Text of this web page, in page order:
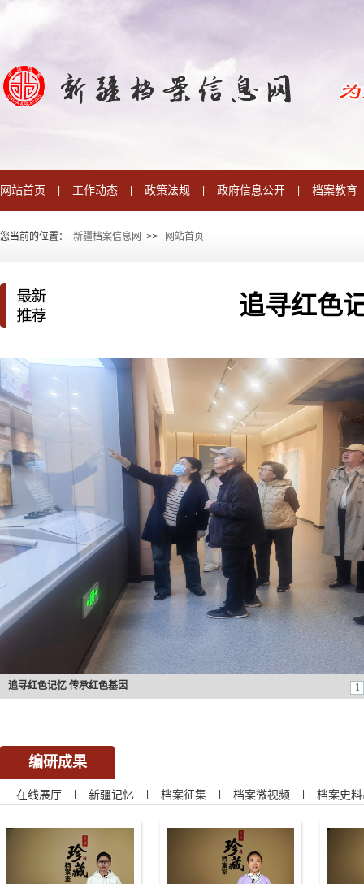
网站首页 工作动态 政策法规 政府信息公开 档案教育
您当前的位置： 新疆档案信息网 >> 网站首页
追寻红色
AI赋
缅怀革命
追寻红色记忆 传承红色基因
1
编研成果
在线展厅 新疆记忆 档案征集 档案微视频 档案史